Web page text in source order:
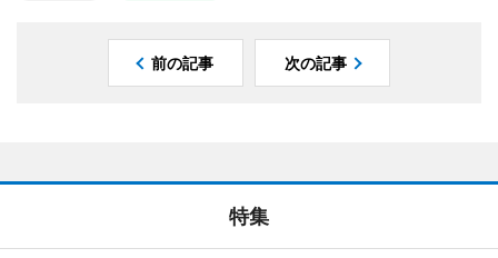
前の記事 次の記事
特集